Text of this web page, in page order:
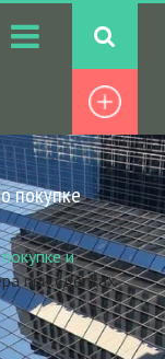
покупке
и
при сделках